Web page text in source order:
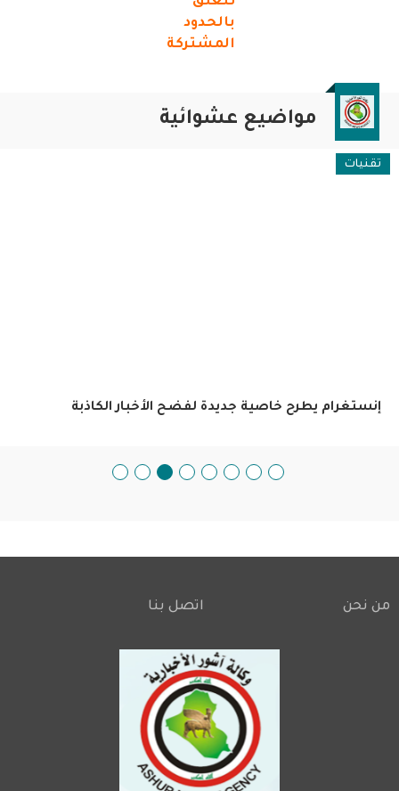
بالحدود
المشتركة
مواضيع عشوائية
تقنيات
إنستغرام يطرح خاصية جديدة لفضح الأخبار الكاذبة
Footer
من نحن اتصل بنا